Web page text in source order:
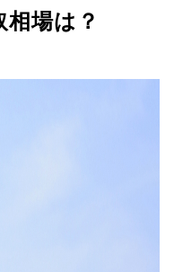
場は？